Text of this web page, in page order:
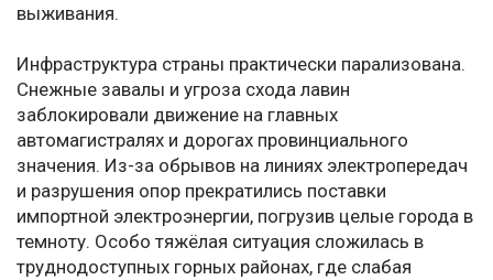
выживания.
Инфраструктура страны практически парализована.
Снежные завалы и угроза схода лавин
заблокировали движение на главных
автомагистралях и дорогах провинциального
значения. Из-за обрывов на линиях электропередач
и разрушения опор прекратились поставки
импортной электроэнергии, погрузив целые города в
темноту. Особо тяжёлая ситуация сложилась в
труднодоступных горных районах, где слабая